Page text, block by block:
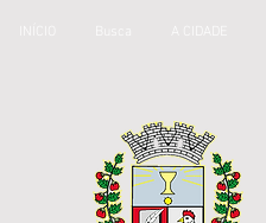
A CIDADE